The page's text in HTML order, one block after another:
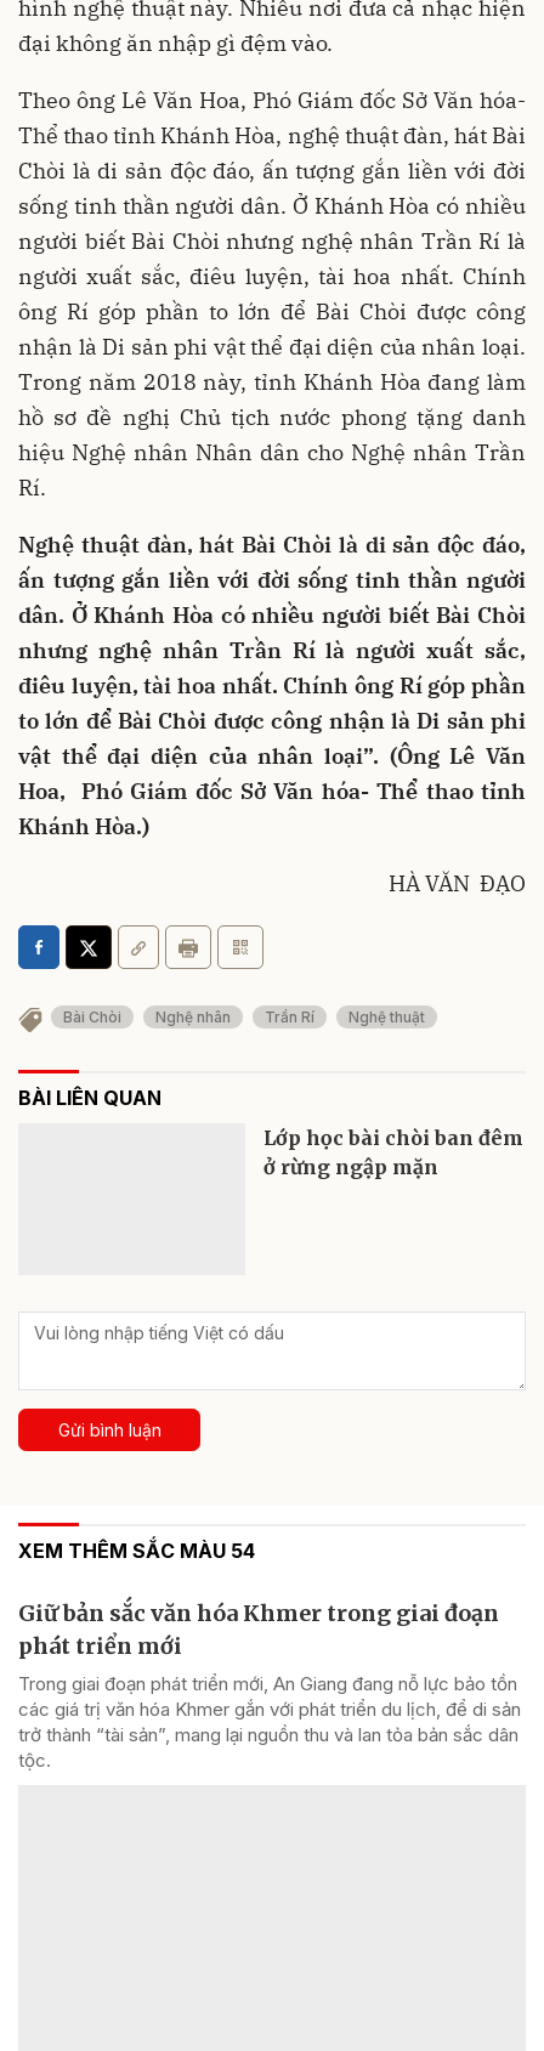
hình nghệ thuật này. Nhiều nơi đưa cả nhạc hiện
đại không ăn nhập gì đệm vào.
Theo ông Lê Văn Hoa, Phó Giám đốc Sở Văn hóa-
Thể thao tỉnh Khánh Hòa, nghệ thuật đàn, hát Bài
Chòi là di sản độc đáo, ấn tượng gắn liền với đời
sống tinh thần người dân. Ở Khánh Hòa có nhiều
người biết Bài Chòi nhưng nghệ nhân Trần Rí là
người xuất sắc, điêu luyện, tài hoa nhất. Chính
ông Rí góp phần to lớn để Bài Chòi được công
nhận là Di sản phi vật thể đại diện của nhân loại.
Trong năm 2018 này, tỉnh Khánh Hòa đang làm
hồ sơ đề nghị Chủ tịch nước phong tặng danh
hiệu Nghệ nhân Nhân dân cho Nghệ nhân Trần
Rí.
Nghệ thuật đàn, hát Bài Chòi là di sản độc đáo,
ấn tượng gắn liền với đời sống tinh thần người
dân. Ở Khánh Hòa có nhiều người biết Bài Chòi
nhưng nghệ nhân Trần Rí là người xuất sắc,
điêu luyện, tài hoa nhất. Chính ông Rí góp phần
to lớn để Bài Chòi được công nhận là Di sản phi
vật thể đại diện của nhân loại”. (Ông Lê Văn
Hoa, Phó Giám đốc Sở Văn hóa- Thể thao tỉnh
Khánh Hòa.)
HÀ VĂN ĐẠO
Bài Chòi Nghệ nhân Trần Rí Nghệ thuật
BÀI LIÊN QUAN
Lớp học bài chòi ban đêm
ở rừng ngập mặn
Gửi bình luận
XEM THÊM SẮC MÀU 54
Giữ bản sắc văn hóa Khmer trong giai đoạn
phát triển mới
Trong giai đoạn phát triển mới, An Giang đang nỗ lực bảo tồn
các giá trị văn hóa Khmer gắn với phát triển du lịch, để di sản
trở thành “tài sản”, mang lại nguồn thu và lan tỏa bản sắc dân
tộc.